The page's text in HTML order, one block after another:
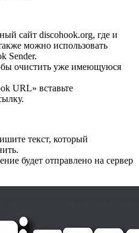
сайт discohook.org, где и
можно использовать
Sender.
очистить уже имеющуюся
URL» вставьте
текст, который
будет отправлено на сервер